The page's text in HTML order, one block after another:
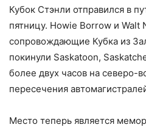
Кубок Стэнли отправился в
пятницу. Howie Borrow и Walt
сопровождающие Кубка из
покинули Saskatoon,
более двух часов на северо-
пересечения
Место теперь является